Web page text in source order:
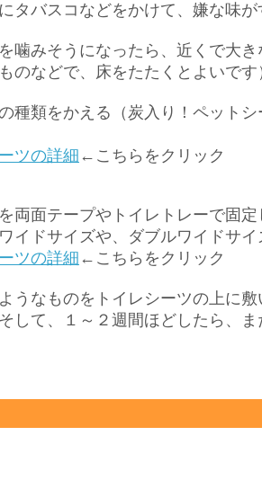
タバスコなどをかけて、嫌な味
噛みそうになったら、近くで大
のなどで、床をたたくとよいです
種類をかえる（炭入り！ペット
ツの詳細 ←こちらをクリック
両面テープやトイレトレーで固
イドサイズや、ダブルワイドサイ
ツの詳細 ←こちらをクリック
うなものをトイレシーツの上に
して、１～２週間ほどしたら、